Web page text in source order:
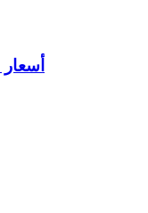
أسعار